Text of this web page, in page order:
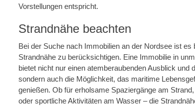
Vorstellungen entspricht.
Strandnähe beachten
Bei der Suche nach Immobilien an der Nordsee ist es
Strandnähe zu berücksichtigen. Eine Immobilie in
bietet nicht nur einen atemberaubenden Ausblick und
sondern auch die Möglichkeit, das maritime
genießen. Ob für erholsame Spaziergänge am
oder sportliche Aktivitäten am Wasser – die